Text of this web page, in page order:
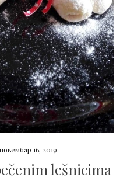
новембар 16, 2019
lešnicima